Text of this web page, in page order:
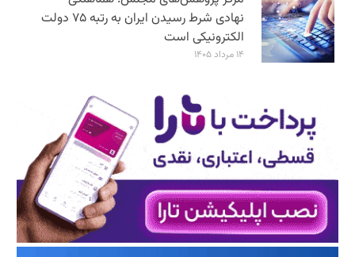
نهادی شرط رسیدن ایران به رتبه ۷۵ دولت
الکترونیکی است
۱۴ مرداد ۱۴۰۵